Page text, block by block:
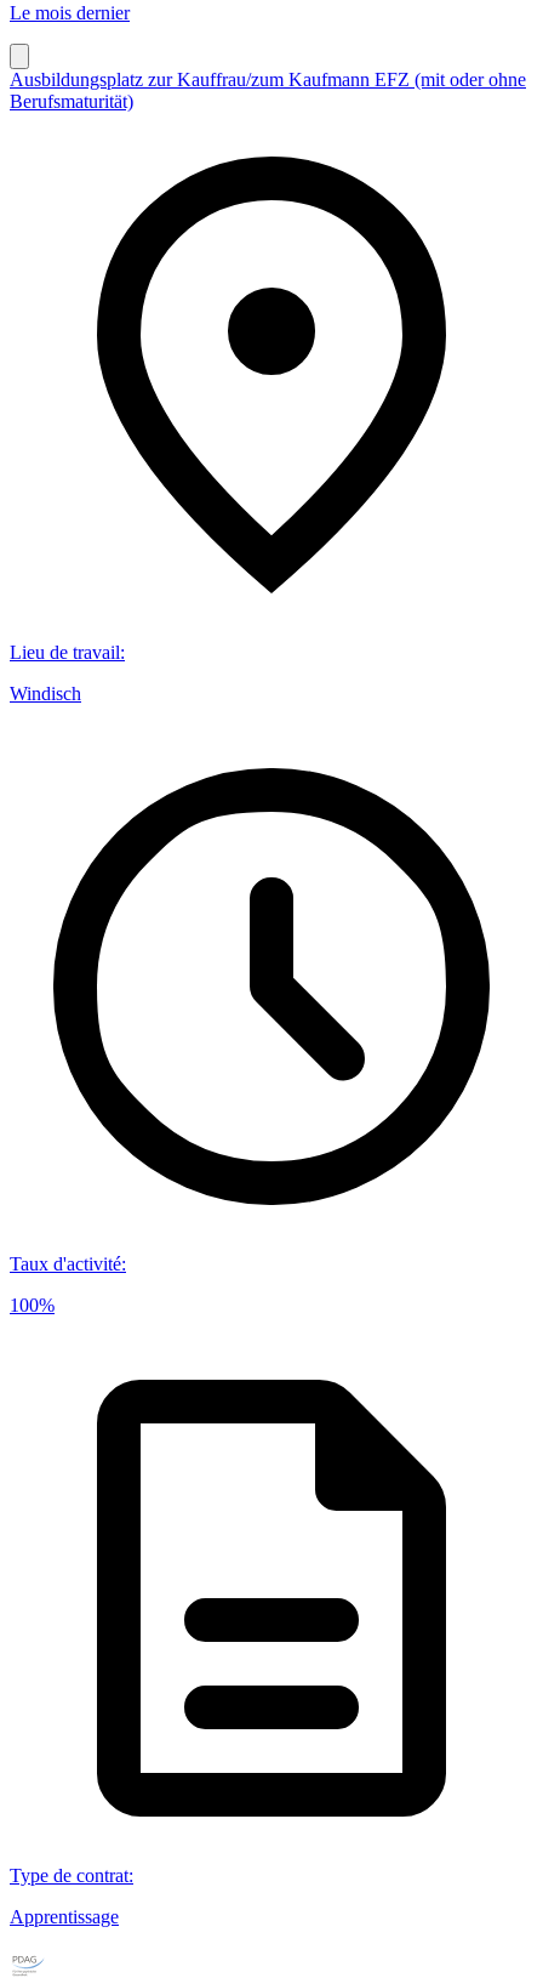
Le mois dernier
Ausbildungsplatz zur Kauffrau/zum Kaufmann EFZ (mit oder ohne
Berufsmaturität)
Lieu de travail:
Windisch
Taux d'activité:
100%
Type de contrat:
Apprentissage